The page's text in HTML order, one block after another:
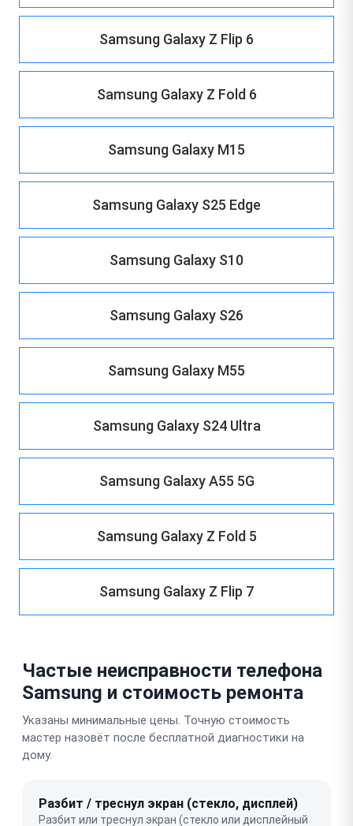
Samsung Galaxy Z Flip 6
Samsung Galaxy Z Fold 6
Samsung Galaxy M15
Samsung Galaxy S25 Edge
Samsung Galaxy S10
Samsung Galaxy S26
Samsung Galaxy M55
Samsung Galaxy S24 Ultra
Samsung Galaxy A55 5G
Samsung Galaxy Z Fold 5
Samsung Galaxy Z Flip 7
Частые неисправности телефона
Samsung и стоимость ремонта
Указаны минимальные цены. Точную стоимость
мастер назовёт после бесплатной диагностики на
дому.
Разбит / треснул экран (стекло, дисплей)
Разбит или треснул экран (стекло или дисплейный